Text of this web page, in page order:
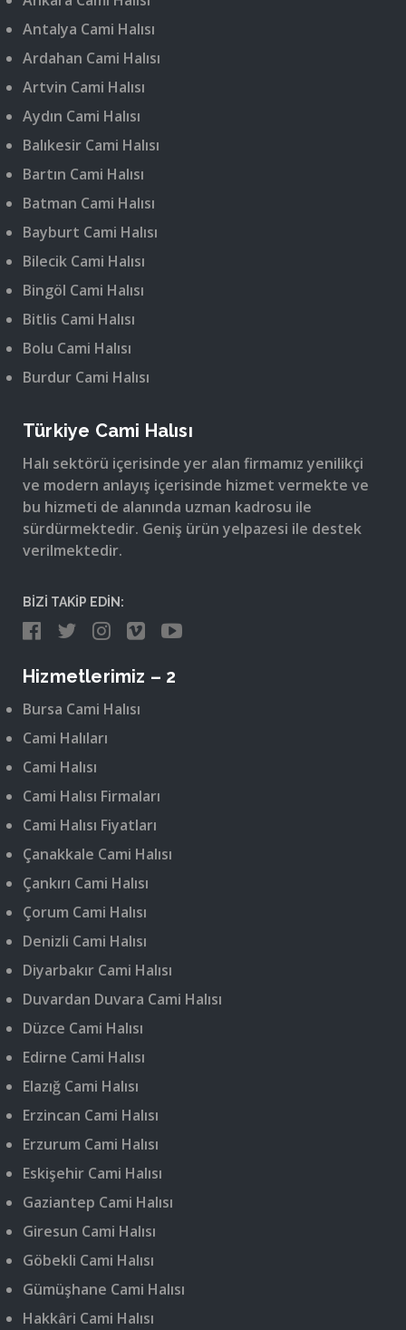
Antalya Cami Halısı
Ardahan Cami Halısı
Artvin Cami Halısı
Aydın Cami Halısı
Balıkesir Cami Halısı
Bartın Cami Halısı
Batman Cami Halısı
Bayburt Cami Halısı
Bilecik Cami Halısı
Bingöl Cami Halısı
Bitlis Cami Halısı
Bolu Cami Halısı
Burdur Cami Halısı
Türkiye Cami Halısı
Halı sektörü içerisinde yer alan firmamız yenilikçi
ve modern anlayış içerisinde hizmet vermekte ve
bu hizmeti de alanında uzman kadrosu ile
sürdürmektedir. Geniş ürün yelpazesi ile destek
verilmektedir.
BİZİ TAKİP EDİN:
Hizmetlerimiz – 2
Bursa Cami Halısı
Cami Halıları
Cami Halısı
Cami Halısı Firmaları
Cami Halısı Fiyatları
Çanakkale Cami Halısı
Çankırı Cami Halısı
Çorum Cami Halısı
Denizli Cami Halısı
Diyarbakır Cami Halısı
Duvardan Duvara Cami Halısı
Düzce Cami Halısı
Edirne Cami Halısı
Elazığ Cami Halısı
Erzincan Cami Halısı
Erzurum Cami Halısı
Eskişehir Cami Halısı
Gaziantep Cami Halısı
Giresun Cami Halısı
Göbekli Cami Halısı
Gümüşhane Cami Halısı
Hakkâri Cami Halısı